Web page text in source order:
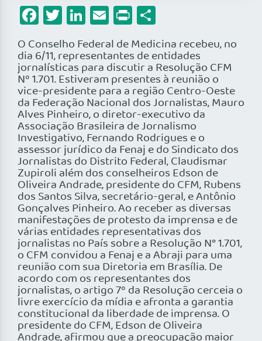
Facebook
Twitter
LinkedIn
Email
Print
O Conselho Federal de Medicina recebeu, no
dia 6/11, representantes de entidades
jornalísticas para discutir a Resolução CFM
Nº 1.701. Estiveram presentes à reunião o
vice-presidente para a região Centro-Oeste
da Federação Nacional dos Jornalistas, Mauro
Alves Pinheiro, o diretor-executivo da
Associação Brasileira de Jornalismo
Investigativo, Fernando Rodrigues e o
assessor jurídico da Fenaj e do Sindicato dos
Jornalistas do Distrito Federal, Claudismar
Zupiroli além dos conselheiros Edson de
Oliveira Andrade, presidente do CFM, Rubens
dos Santos Silva, secretário-geral, e Antônio
Gonçalves Pinheiro. Ao receber as diversas
manifestações de protesto da imprensa e de
várias entidades representativas dos
jornalistas no País sobre a Resolução N° 1.701,
o CFM convidou a Fenaj e a Abraji para uma
reunião com sua Diretoria em Brasília. De
acordo com os representantes dos
jornalistas, o artigo 7º da Resolução cerceia o
livre exercício da mídia e afronta a garantia
constitucional da liberdade de imprensa. O
presidente do CFM, Edson de Oliveira